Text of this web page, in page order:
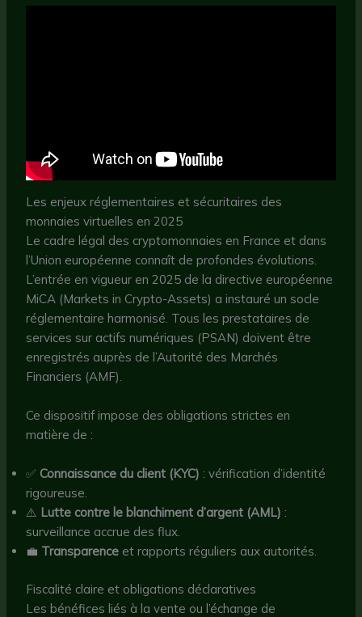
Les enjeux réglementaires et sécuritaires des
monnaies virtuelles en 2025
Le cadre légal des cryptomonnaies en France et dans
l’Union européenne connaît de profondes évolutions.
L’entrée en vigueur en 2025 de la directive européenne
MiCA (Markets in Crypto-Assets) a instauré un socle
réglementaire harmonisé. Tous les prestataires de
services sur actifs numériques (PSAN) doivent être
enregistrés auprès de l’Autorité des Marchés
Financiers (AMF).
Ce dispositif impose des obligations strictes en
matière de :
✅ Connaissance du client (KYC) : vérification d’identité
rigoureuse.
⚠️ Lutte contre le blanchiment d’argent (AML) :
surveillance accrue des flux.
💼 Transparence et rapports réguliers aux autorités.
Fiscalité claire et obligations déclaratives
Les bénéfices liés à la vente ou l’échange de